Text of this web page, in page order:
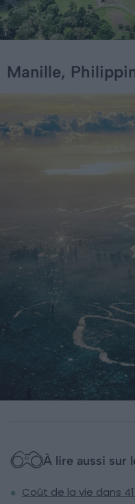
Manille,
À lire aussi sur
Coût de la vie dans